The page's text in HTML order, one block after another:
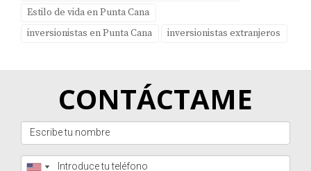
contar con alguien como Yolanda Landinez puede
marcar la diferencia entre una inversión exitosa o una
dudes en contactarme! Estoy aquí para ayudarte a
encontrar tu rincón perfecto del Caribe.
Preguntas Frecuentes
Estilo de vida en Punta Cana
inversionistas en Punta Cana
inversionistas extranjeros
CONTÁCTAME